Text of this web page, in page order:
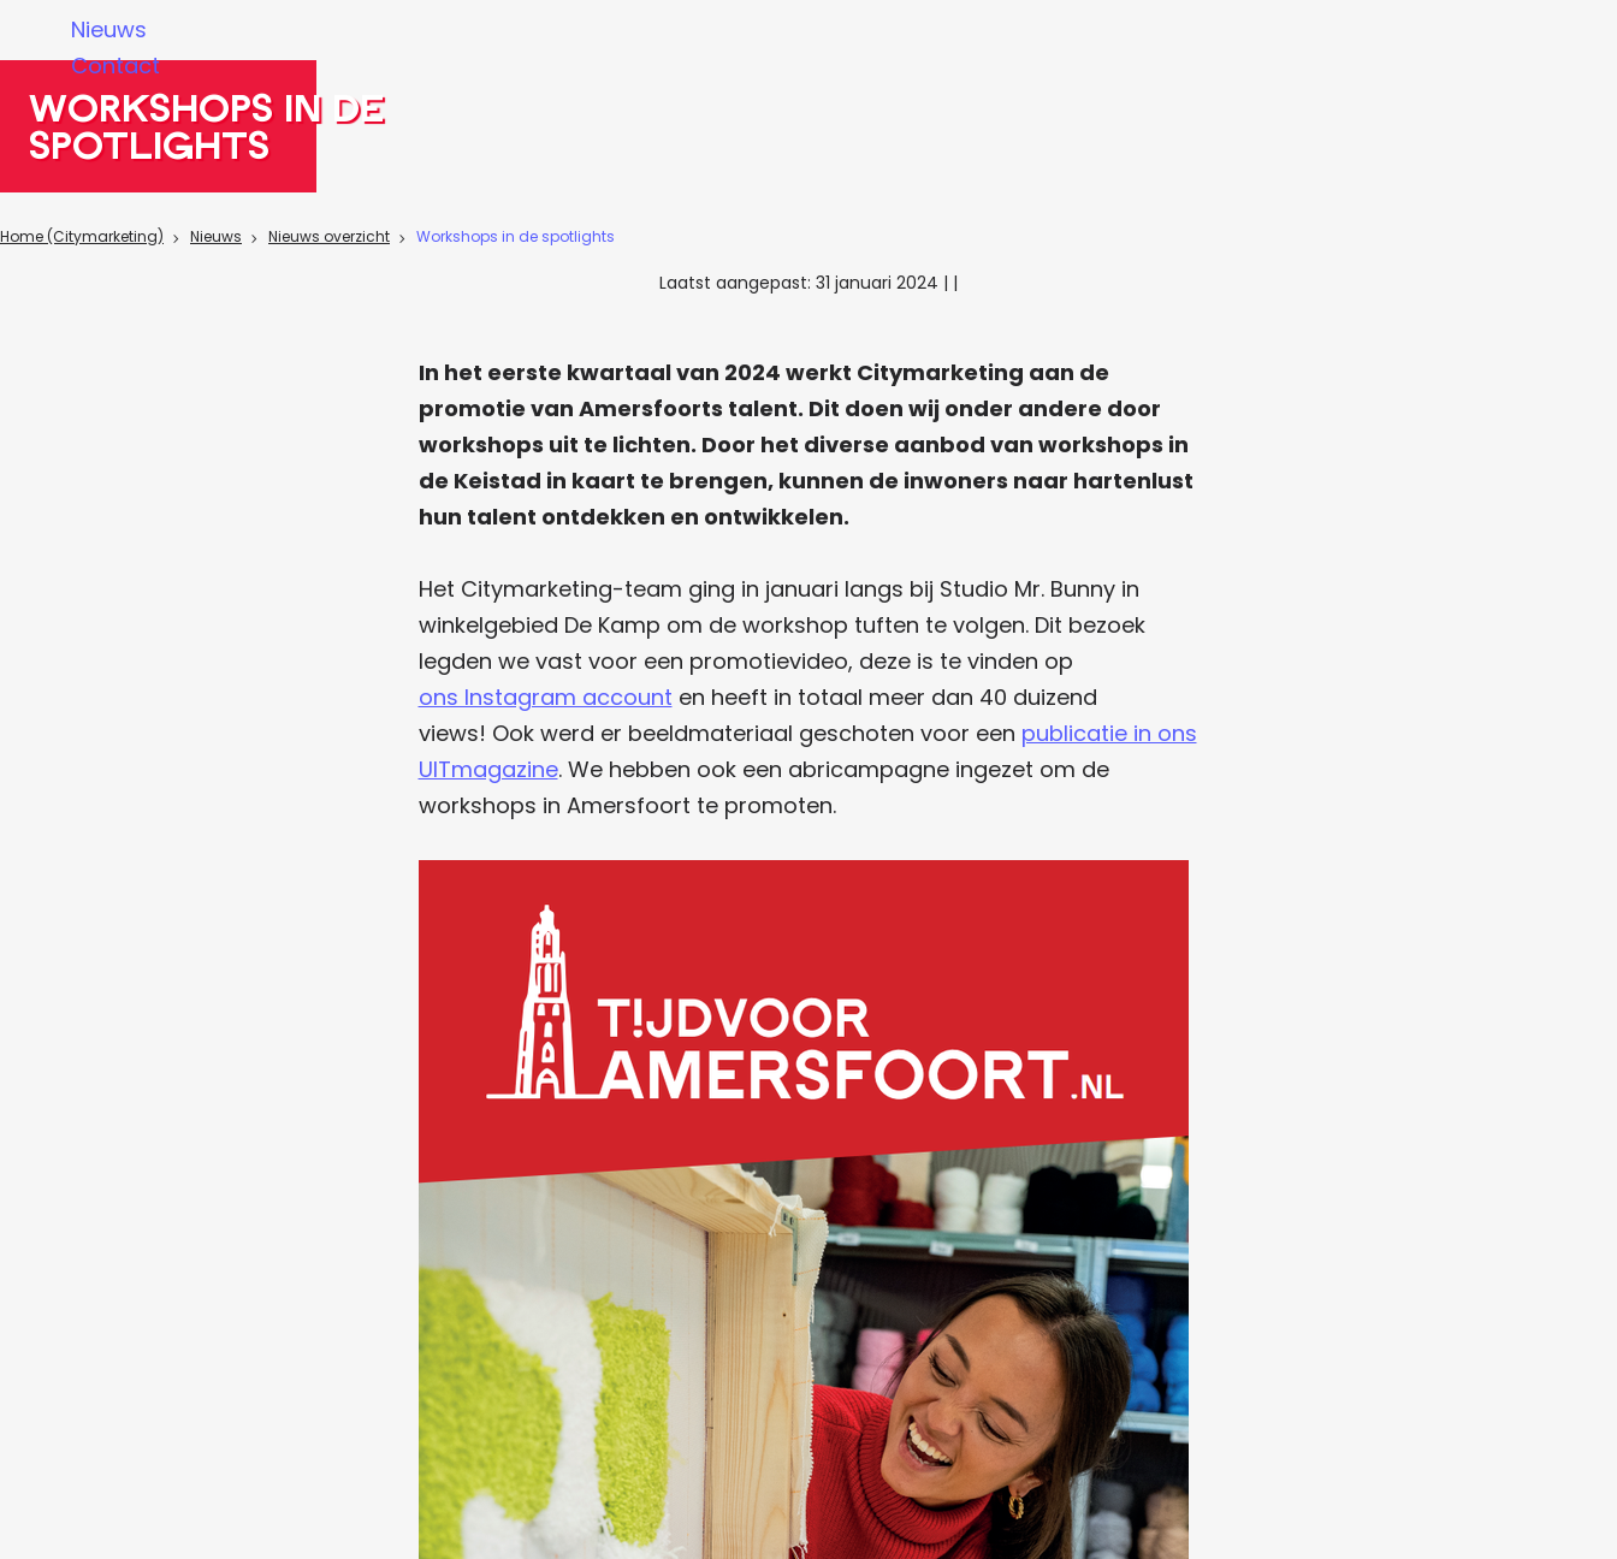
g
Nieuws
Contact
Workshops in de
spotlights
Home (Citymarketing) Nieuws Nieuws overzicht Workshops in de spotlights
Laatst aangepast: 31 januari 2024 | |
In het eerste kwartaal van 2024 werkt Citymarketing aan de
promotie van Amersfoorts talent. Dit doen wij onder andere door
workshops uit te lichten. Door het diverse aanbod van workshops in
de Keistad in kaart te brengen, kunnen de inwoners naar hartenlust
hun talent ontdekken en ontwikkelen.
Het Citymarketing-team ging in januari langs bij Studio Mr. Bunny in
winkelgebied De Kamp om de workshop tuften te volgen. Dit bezoek
legden we vast voor een promotievideo, deze is te vinden op
ons Instagram account en heeft in totaal meer dan 40 duizend
views! Ook werd er beeldmateriaal geschoten voor een publicatie in ons
UITmagazine. We hebben ook een abricampagne ingezet om de
workshops in Amersfoort te promoten.